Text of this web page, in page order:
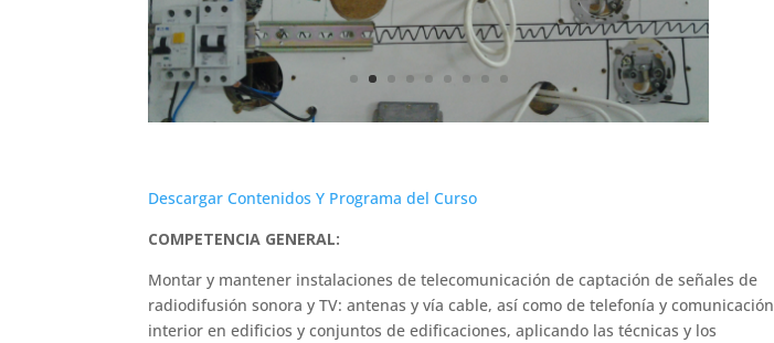
Descargar Contenidos Y Programa del Curso
COMPETENCIA GENERAL:
Montar y mantener instalaciones de telecomunicación de captación de señales de
radiodifusión sonora y TV: antenas y vía cable, así como de telefonía y comunicación
interior en edificios y conjuntos de edificaciones, aplicando las técnicas y los